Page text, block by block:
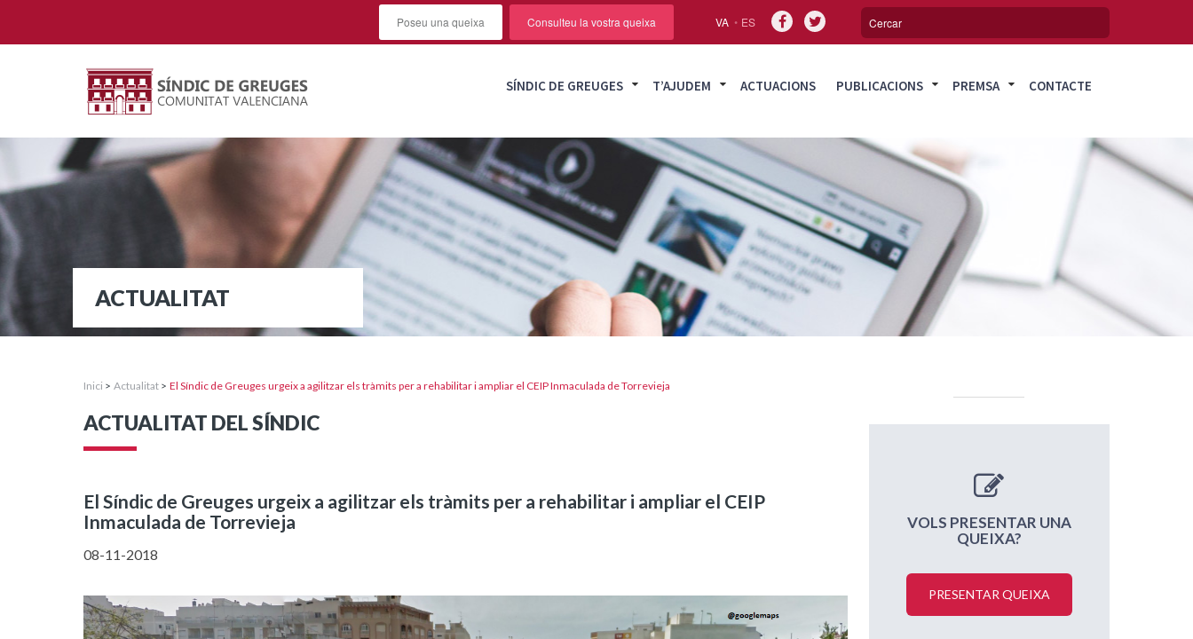
VA ES
Poseu una queixa Consulteu la vostra queixa
SÍNDIC DE GREUGES T’AJUDEM ACTUACIONS PUBLICACIONS PREMSA CONTACTE
ACTUALITAT
Inici > Actualitat> El Síndic de Greuges urgeix a agilitzar els tràmits per a rehabilitar i ampliar el CEIP Inmaculada de Torrevieja
ACTUALITAT DEL SÍNDIC
El Síndic de Greuges urgeix a agilitzar els tràmits per a rehabilitar i ampliar el CEIP
Inmaculada de Torrevieja
08-11-2018
VOLS PRESENTAR UNA
QUEIXA?
PRESENTAR QUEIXA